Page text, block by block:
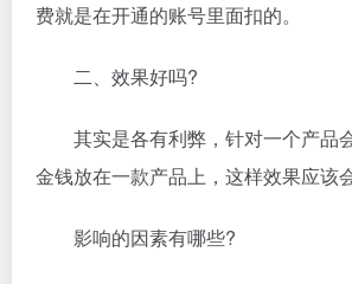
费就是在开通的账号里面扣的。
二、效果好吗?
其实是各有利弊，针对一个产品
金钱放在一款产品上，这样效果应该
影响的因素有哪些?